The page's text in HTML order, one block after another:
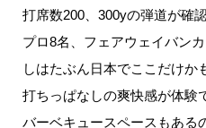
打席数200、300yの弾道が確
プロ8名、フェアウェイバン
しはたぶん日本でここだけか
打ちっぱなしの爽快感が体験
バーベキュースペースもある